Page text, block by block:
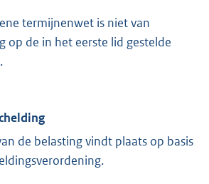
termijnenwet is niet van
op de in het eerste lid gestelde
de belasting vindt plaats op basis